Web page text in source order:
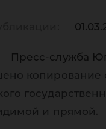
Пресс-служба
копирование
и прямой.